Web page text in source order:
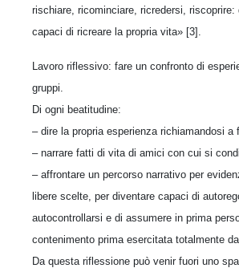
rischiare, ricominciare, ricredersi, riscoprire:
capaci di ricreare la propria vita» [3].
Lavoro riflessivo: fare un confronto di
gruppi.
Di ogni beatitudine:
– dire la propria esperienza richiamandosi a
– narrare fatti di vita di amici con cui si
– affrontare un percorso narrativo per
libere scelte, per diventare capaci di
autocontrollarsi e di assumere in prima
contenimento prima esercitata totalmente
Da questa riflessione può venir fuori uno